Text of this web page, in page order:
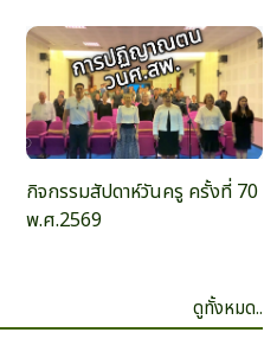
กิจกรรมสัปดาห์วันครู ครั้งที่ 70
พ.ศ.2569
ดูทั้งหมด..